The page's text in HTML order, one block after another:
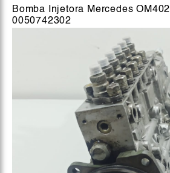
Bomba Injetora Mercedes OM402
0050742302